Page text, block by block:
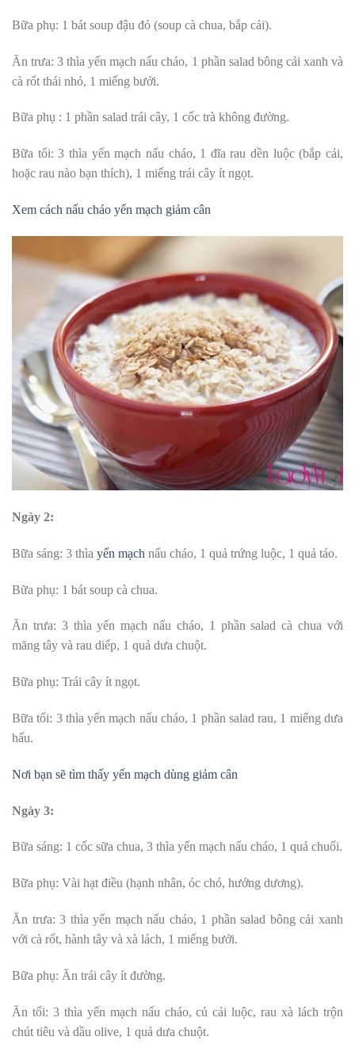
Bữa phụ: 1 bát soup đậu đỏ (soup cà chua, bắp cải).
Ăn trưa: 3 thìa yến mạch nấu cháo, 1 phần salad bông cải xanh và
cà rốt thái nhỏ, 1 miếng bưởi.
Bữa phụ : 1 phần salad trái cây, 1 cốc trà không đường.
Bữa tối: 3 thìa yến mạch nấu cháo, 1 đĩa rau dền luộc (bắp cải,
hoặc rau nào bạn thích), 1 miếng trái cây ít ngọt.
Xem cách nấu cháo yến mạch giảm cân
Ngày 2:
Bữa sáng: 3 thìa yến mạch nấu cháo, 1 quả trứng luộc, 1 quả táo.
Bữa phụ: 1 bát soup cà chua.
Ăn trưa: 3 thìa yến mạch nấu cháo, 1 phần salad cà chua với
măng tây và rau diếp, 1 quả dưa chuột.
Bữa phụ: Trái cây ít ngọt.
Bữa tối: 3 thìa yến mạch nấu cháo, 1 phần salad rau, 1 miếng dưa
hấu.
Nơi bạn sẽ tìm thấy yến mạch dùng giảm cân
Ngày 3:
Bữa sáng: 1 cốc sữa chua, 3 thìa yến mạch nấu cháo, 1 quả chuối.
Bữa phụ: Vài hạt điều (hạnh nhân, óc chó, hướng dương).
Ăn trưa: 3 thìa yến mạch nấu cháo, 1 phần salad bông cải xanh
với cà rốt, hành tây và xà lách, 1 miếng bưởi.
Bữa phụ: Ăn trái cây ít đường.
Ăn tối: 3 thìa yến mạch nấu cháo, củ cải luộc, rau xà lách trộn
chút tiêu và dầu olive, 1 quả dưa chuột.